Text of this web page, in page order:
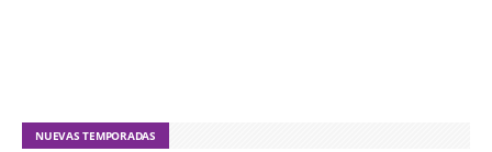
NUEVAS TEMPORADAS